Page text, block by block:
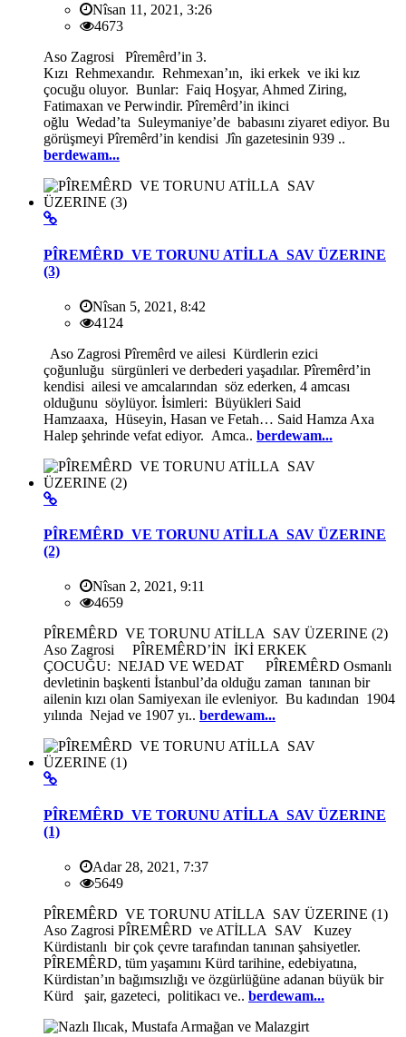
Nîsan 11, 2021, 3:26
4673
Aso Zagrosi Pîremêrd’in 3.
Kızı Rehmexandır. Rehmexan’ın, iki erkek ve iki kız
çocuğu oluyor. Bunlar: Faiq Hoşyar, Ahmed Ziring,
Fatimaxan ve Perwindir. Pîremêrd’in ikinci
oğlu Wedad’ta Suleymaniye’de babasını ziyaret ediyor. Bu
görüşmeyi Pîremêrd’in kendisi Jîn gazetesinin 939 ..
berdewam...
PÎREMÊRD VE TORUNU ATİLLA SAV ÜZERINE
(3)
Nîsan 5, 2021, 8:42
4124
Aso Zagrosi Pîremêrd ve ailesi Kürdlerin ezici
çoğunluğu sürgünleri ve derbederi yaşadılar. Pîremêrd’in
kendisi ailesi ve amcalarından söz ederken, 4 amcası
olduğunu söylüyor. İsimleri: Büyükleri Said
Hamzaaxa, Hüseyin, Hasan ve Fetah… Said Hamza Axa
Halep şehrinde vefat ediyor. Amca.. berdewam...
PÎREMÊRD VE TORUNU ATİLLA SAV ÜZERINE
(2)
Nîsan 2, 2021, 9:11
4659
PÎREMÊRD VE TORUNU ATİLLA SAV ÜZERINE (2)
Aso Zagrosi PÎREMÊRD’İN İKİ ERKEK
ÇOCUĞU: NEJAD VE WEDAT PÎREMÊRD Osmanlı
devletinin başkenti İstanbul’da olduğu zaman tanınan bir
ailenin kızı olan Samiyexan ile evleniyor. Bu kadından 1904
yılında Nejad ve 1907 yı.. berdewam...
PÎREMÊRD VE TORUNU ATİLLA SAV ÜZERINE
(1)
Adar 28, 2021, 7:37
5649
PÎREMÊRD VE TORUNU ATİLLA SAV ÜZERINE (1)
Aso Zagrosi PÎREMÊRD ve ATİLLA SAV Kuzey
Kürdistanlı bir çok çevre tarafından tanınan şahsiyetler.
PÎREMÊRD, tüm yaşamını Kürd tarihine, edebiyatına,
Kürdistan’ın bağımsızlığı ve özgürlüğüne adanan büyük bir
Kürd şair, gazeteci, politikacı ve.. berdewam...